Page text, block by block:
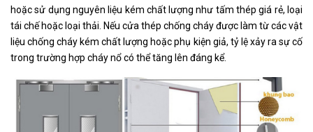
hoặc sử dụng nguyên liệu kém chất lượng như tấm thép giá rẻ, loại
tái chế hoặc loại thải. Nếu cửa thép chống cháy được làm từ các vật
liệu chống cháy kém chất lượng hoặc phụ kiện giả, tỷ lệ xảy ra sự cố
trong trường hợp cháy nổ có thể tăng lên đáng kể.